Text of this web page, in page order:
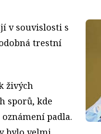
v souvislosti s
trestní
živých
sporů, kde
padla.